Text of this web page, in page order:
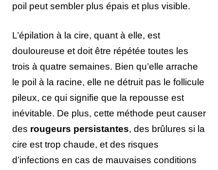
poil peut sembler plus épais et plus visible.
L’épilation à la cire, quant à elle, est
douloureuse et doit être répétée toutes les
trois à quatre semaines. Bien qu’elle arrache
le poil à la racine, elle ne détruit pas le follicule
pileux, ce qui signifie que la repousse est
inévitable. De plus, cette méthode peut causer
des rougeurs persistantes, des brûlures si la
cire est trop chaude, et des risques
d’infections en cas de mauvaises conditions